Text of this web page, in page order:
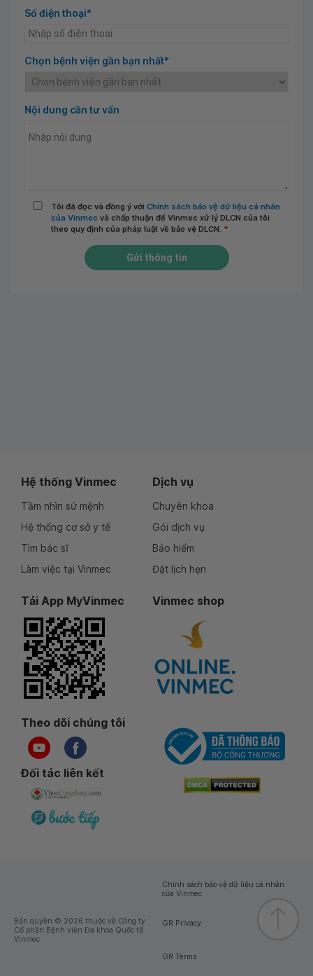
Số điện thoại*
Chọn bệnh viện gần bạn nhất*
Nội dung cần tư vấn
Tôi đã đọc và đồng ý với Chính sách bảo vệ dữ liệu cá nhân
của Vinmec và chấp thuận để Vinmec xử lý DLCN của tôi
theo quy định của pháp luật về bảo vệ DLCN. *
Gửi thông tin
Hệ thống Vinmec
Tầm nhìn sứ mệnh
Hệ thống cơ sở y tế
Tìm bác sĩ
Làm việc tại Vinmec
Dịch vụ
Chuyên khoa
Gói dịch vụ
Bảo hiểm
Đặt lịch hẹn
Tải App MyVinmec Vinmec shop
Theo dõi chúng tôi
Đối tác liên kết
Bản quyền © 2026 thuộc về Công ty
Cổ phần Bệnh viện Đa khoa Quốc tế
Vinmec
Chính sách bảo vệ dữ liệu cá nhân
của Vinmec
GR Privacy
GR Terms